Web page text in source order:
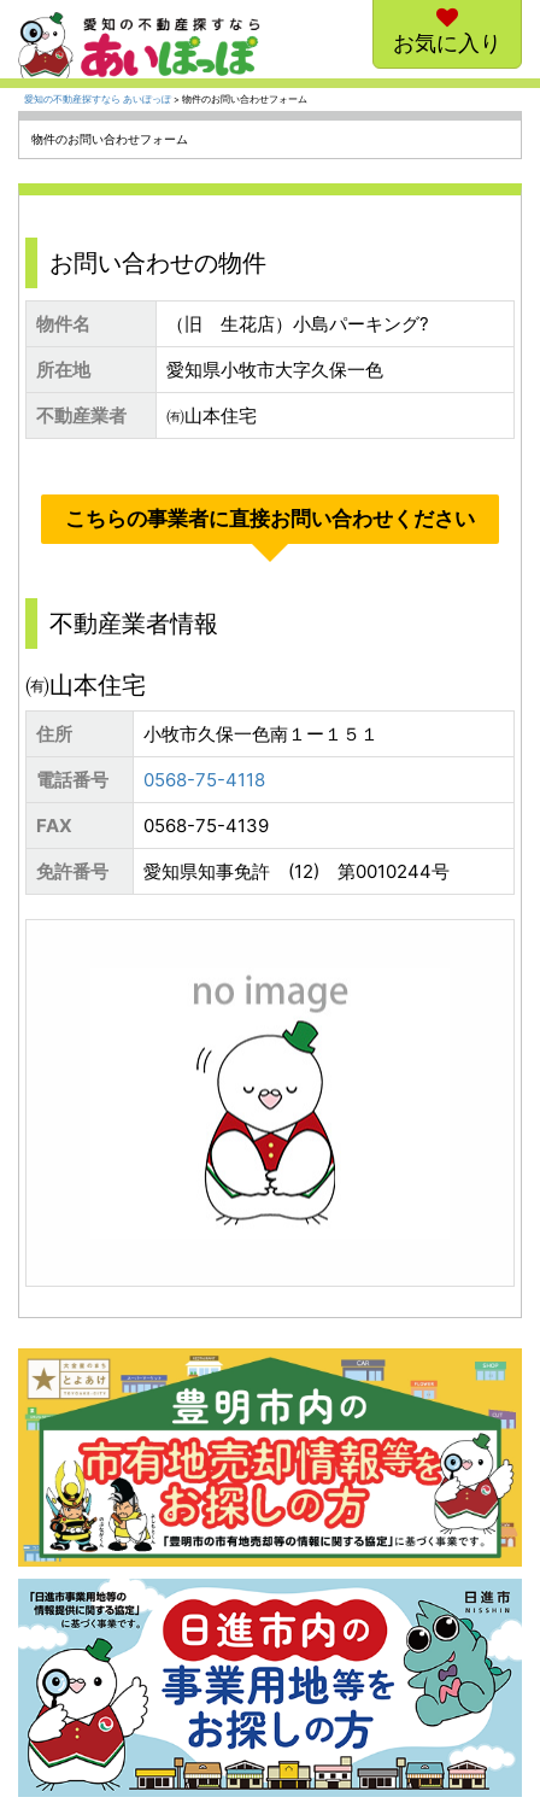
お気に入り
愛知の不動産探すなら あいぽっぽ> 物件のお問い合わせフォーム
物件のお問い合わせフォーム
お問い合わせの物件
物件名
（旧 生花店）小島パーキング?
所在地
愛知県小牧市大字久保一色
不動産業者
㈲山本住宅
こちらの事業者に直接お問い合わせください
不動産業者情報
㈲山本住宅
住所
小牧市久保一色南１ー１５１
電話番号
0568-75-4118
FAX
0568-75-4139
免許番号
愛知県知事免許 (12) 第0010244号